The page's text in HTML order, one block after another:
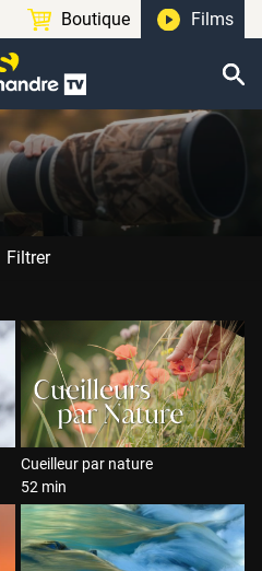
Boutique Films
Filtrer
Cueilleur par nature
52 min